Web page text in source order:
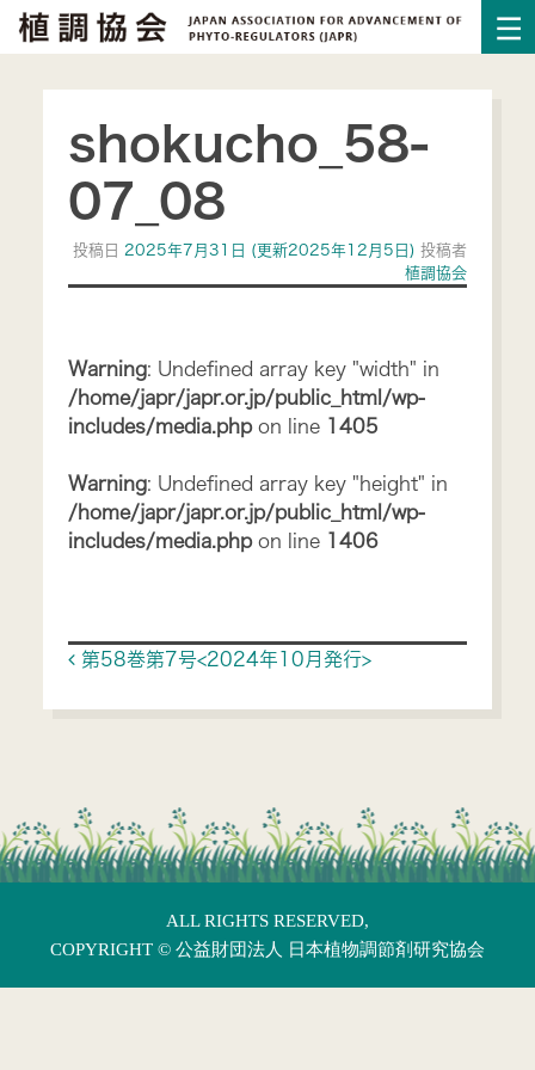
shokucho_58-
07_08
投稿日 2025年7月31日 (更新2025年12月5日)投稿者
植調協会
Warning: Undefined array key "width" in
/home/japr/japr.or.jp/public_html/wp-
includes/media.phpon line 1405
Warning: Undefined array key "height" in
/home/japr/japr.or.jp/public_html/wp-
includes/media.phpon line 1406
Post navigation
第58巻第7号<2024年10月発行>
ALL RIGHTS RESERVED,
COPYRIGHT © 公益財団法人 日本植物調節剤研究協会